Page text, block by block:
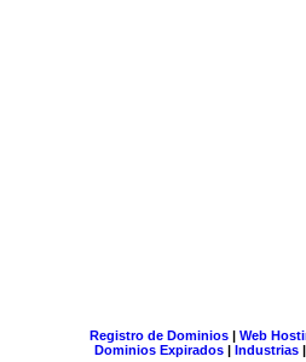
Registro de Dominios| Web
Dominios Expirados | Industrias |